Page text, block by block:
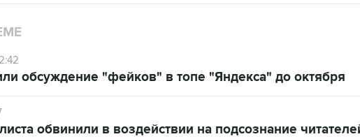
обсуждение "фейков" в топе "Яндекса" до октября
обвинили в воздействии на подсознание